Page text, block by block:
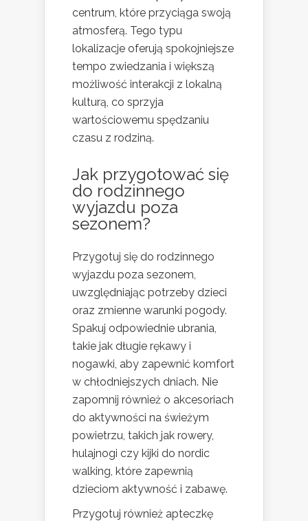
centrum, które przyciąga swoją
atmosferą. Tego typu
lokalizacje oferują spokojniejsze
tempo zwiedzania i większą
możliwość interakcji z lokalną
kulturą, co sprzyja
wartościowemu spędzaniu
czasu z rodziną.
Jak przygotować się
do rodzinnego
wyjazdu poza
sezonem?
Przygotuj się do rodzinnego
wyjazdu poza sezonem,
uwzględniając potrzeby dzieci
oraz zmienne warunki pogody.
Spakuj odpowiednie ubrania,
takie jak długie rękawy i
nogawki, aby zapewnić komfort
w chłodniejszych dniach. Nie
zapomnij również o akcesoriach
do aktywności na świeżym
powietrzu, takich jak rowery,
hulajnogi czy kijki do nordic
walking, które zapewnią
dzieciom aktywność i zabawę.
Przygotuj również apteczkę